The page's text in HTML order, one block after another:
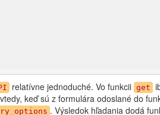
relatívne jednoduché. Vo funkcii get
keď sú z formulára odoslané do
. Výsledok hľadania dodá